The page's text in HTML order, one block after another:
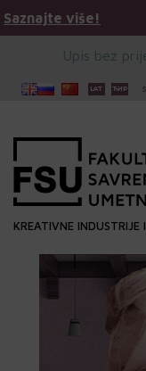
Upis bez
Upis bez
KREATIVNE